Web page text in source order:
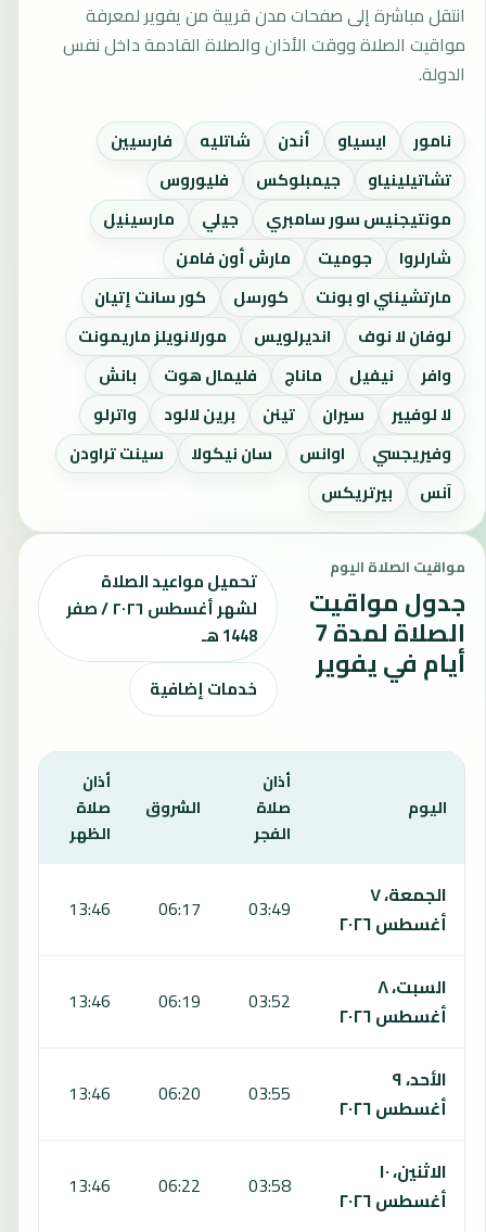
انتقل مباشرة إلى صفحات مدن قريبة من يفوير لمعرفة
مواقيت الصلاة ووقت الأذان والصلاة القادمة داخل نفس
الدولة.
نامور ايسياو أندن شاتليه
فارسيين
تشاتيلينياو
جيمبلوكس
فليوروس
مونتيجنيس سور سامبري
جيلي
مارسينيل
شارلروا
جوميت
مارش أون فامن
مارتشينني او بونت
كورسل
كور سانت إتيان
لوفان لا نوف
انديرلويس
مورلانويلز ماريمونت
وافر
نيفيل ماناج فليمال هوت
بانش
لا لوفيير
سيران تينن برين لالود
واترلو
وفيريجسي
اوانس سان نيكولا
سينت تراودن
آنس
بيرتريكس
مواقيت الصلاة اليوم
جدول مواقيت
الصلاة لمدة 7
أيام في يفوير
تحميل مواعيد الصلاة
لشهر أغسطس ٢٠٢٦ / صفر
1448 هـ
خدمات إضافية
اليوم
أذان
صلاة
الفجر
الشروق
أذان
صلاة
الظهر
الجمعة، ٧
أغسطس ٢٠٢٦
03:49
06:17
13:46
السبت، ٨
أغسطس ٢٠٢٦
03:52
06:19
13:46
الأحد، ٩
أغسطس ٢٠٢٦
03:55
06:20
13:46
الاثنين، ١٠
أغسطس ٢٠٢٦
03:58
06:22
13:46